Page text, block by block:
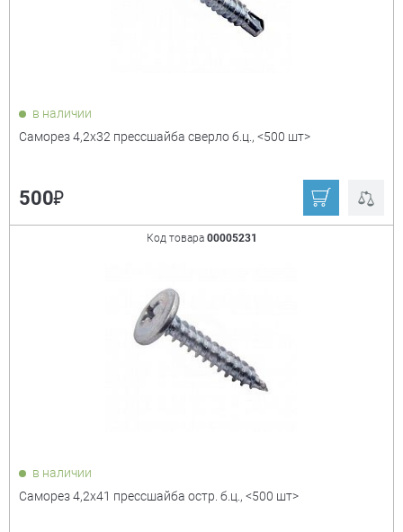
в наличии
Саморез 4,2х32 прессшайба сверло б.ц., <500 шт>
500₽
Код товара 00005231
в наличии
Саморез 4,2х41 прессшайба остр. б.ц., <500 шт>